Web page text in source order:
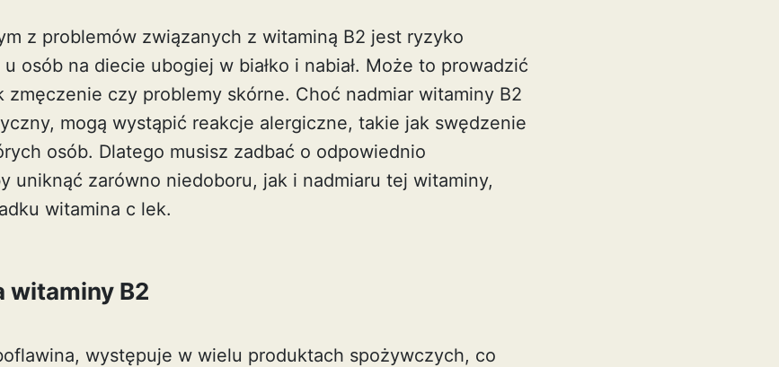
z problemów związanych z witaminą B2 jest ryzyko
osób na diecie ubogiej w białko i nabiał. Może to prowadzić
zmęczenie czy problemy skórne. Choć nadmiar witaminy B2
mogą wystąpić reakcje alergiczne, takie jak swędzenie
osób. Dlatego musisz zadbać o odpowiednio
uniknąć zarówno niedoboru, jak i nadmiaru tej witaminy,
witamina c lek.
witaminy B2
występuje w wielu produktach spożywczych, co